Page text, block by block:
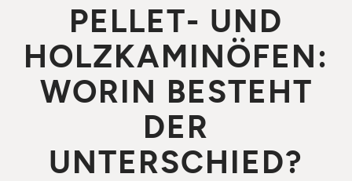
PELLET- UND
HOLZKAMINÖFEN:
WORIN BESTEHT
DER
UNTERSCHIED?